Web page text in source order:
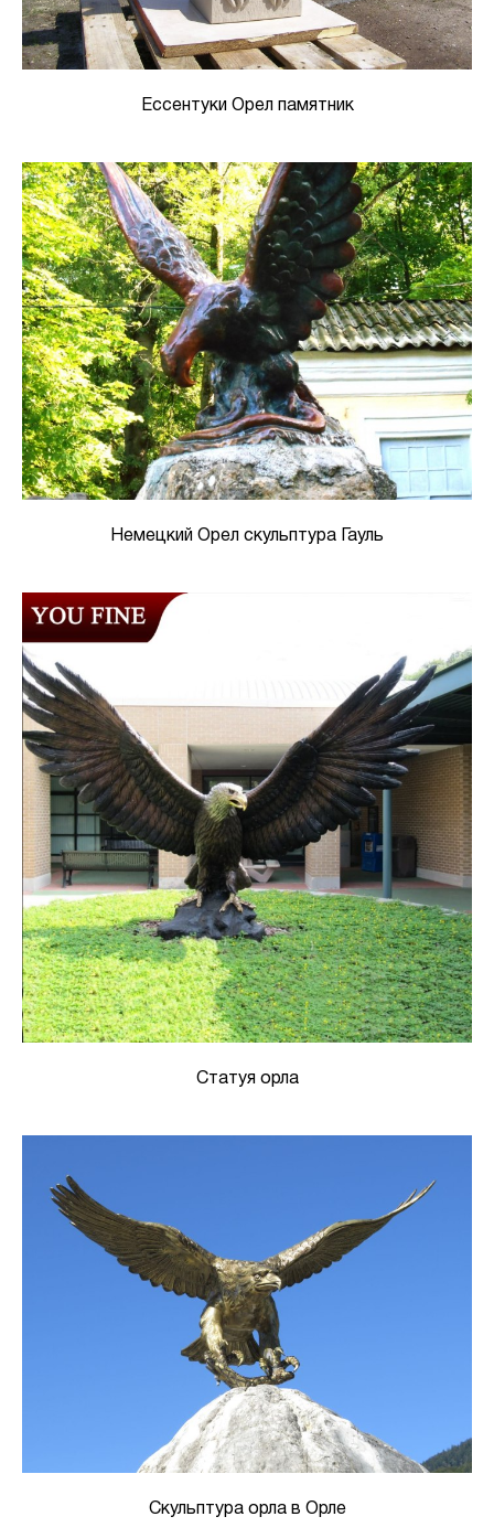
Ессентуки Орел памятник
Немецкий Орел скульптура Гауль
Статуя орла
Скульптура орла в Орле